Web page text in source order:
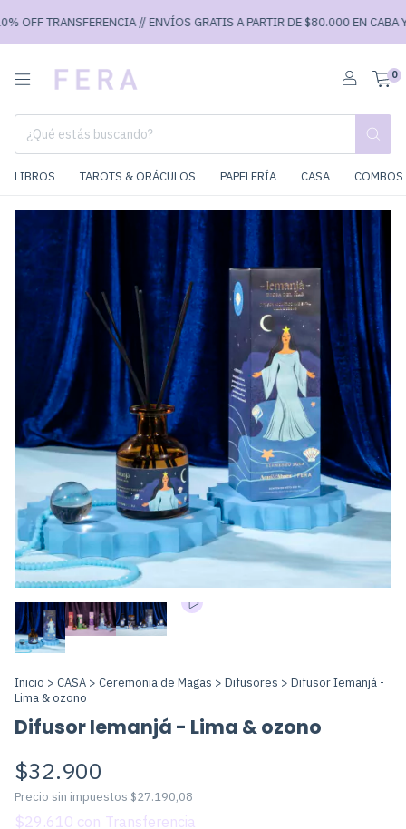
TRANSFERENCIA // ENVÍOS GRATIS A PARTIR DE $80.000 EN CABA Y
0
LIBROS TAROTS & ORÁCULOS PAPELERÍA CASA
Inicio > CASA > Ceremonia de Magas > Difusores > Difusor Iemanjá -
Lima & ozono
Difusor Iemanjá - Lima & ozono
$32.900
Precio sin impuestos $27.190,08
$29.610 con